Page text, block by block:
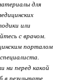
для
или
с врачом.
порталом
ни перед какой
в результате